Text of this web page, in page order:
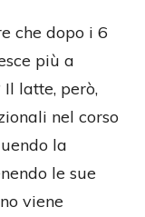
che dopo i 6
più a
latte, però,
nel corso
la
le sue
viene